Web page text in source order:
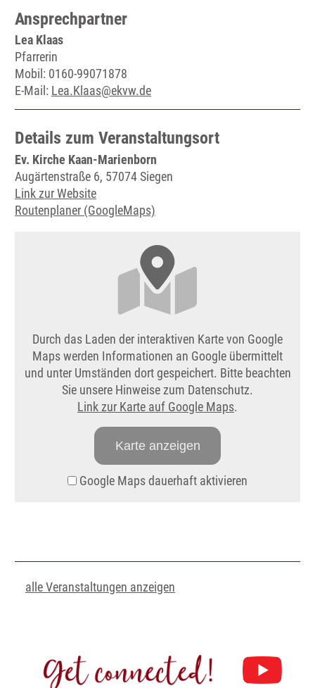
Ansprechpartner
Lea Klaas
Pfarrerin
Mobil: 0160-99071878
E-Mail: Lea.Klaas@ekvw.de
Details zum Veranstaltungsort
Ev. Kirche Kaan-Marienborn
Augärtenstraße 6, 57074 Siegen
Link zur Website
Routenplaner (GoogleMaps)
Durch das Laden der interaktiven Karte von Google
Maps werden Informationen an Google übermittelt
und unter Umständen dort gespeichert. Bitte beachten
Sie unsere Hinweise zum Datenschutz.
Link zur Karte auf Google Maps.
Karte anzeigen
Google Maps dauerhaft aktivieren
alle Veranstaltungen anzeigen